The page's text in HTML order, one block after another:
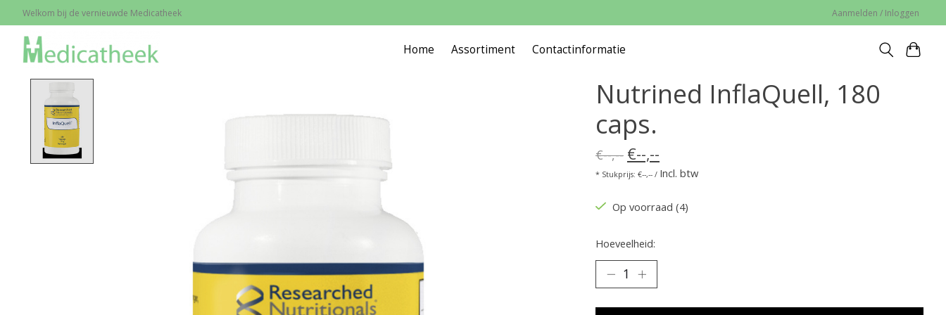
Welkom bij de vernieuwde Medicatheek Aanmelden / Inloggen
Home Assortiment Contactinformatie
Home
Nutrined InflaQuell, 180
caps.
€--,-- €--,--
* Stukprijs: €--,-- / Incl. btw
Op voorraad (4)
Hoeveelheid: